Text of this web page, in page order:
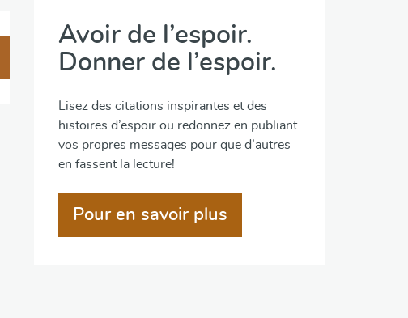
Avoir de l’espoir.
Donner de l’espoir.
Lisez des citations inspirantes et des
histoires d’espoir ou redonnez en publiant
vos propres messages pour que d’autres
en fassent la lecture!
Pour en savoir plus